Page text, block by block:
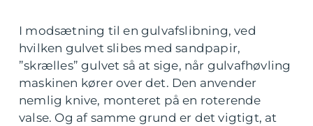
I modsætning til en gulvafslibning, ved
hvilken gulvet slibes med sandpapir,
”skrælles” gulvet så at sige, når gulvafhøvling
maskinen kører over det. Den anvender
nemlig knive, monteret på en roterende
valse. Og af samme grund er det vigtigt, at